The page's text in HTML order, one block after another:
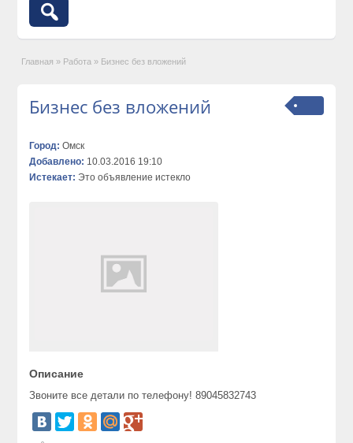
Главная » Работа » Бизнес без вложений
Бизнес без вложений
Город: Омск
Добавлено: 10.03.2016 19:10
Истекает: Это объявление истекло
Описание
Звоните все детали по телефону! 89045832743